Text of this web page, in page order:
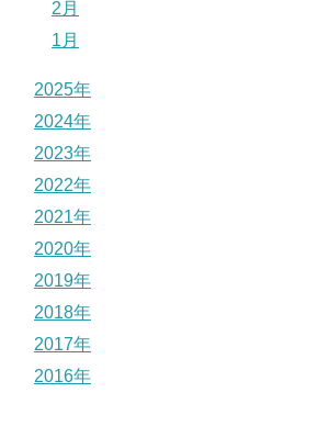
2月
1月
2025年
2024年
2023年
2022年
2021年
2020年
2019年
2018年
2017年
2016年